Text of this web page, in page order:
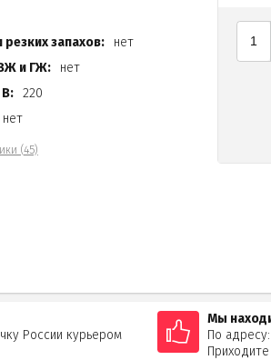
резких запахов:
нет
и ГЖ:
нет
220
нет
(45)
России курьером
Мы
По